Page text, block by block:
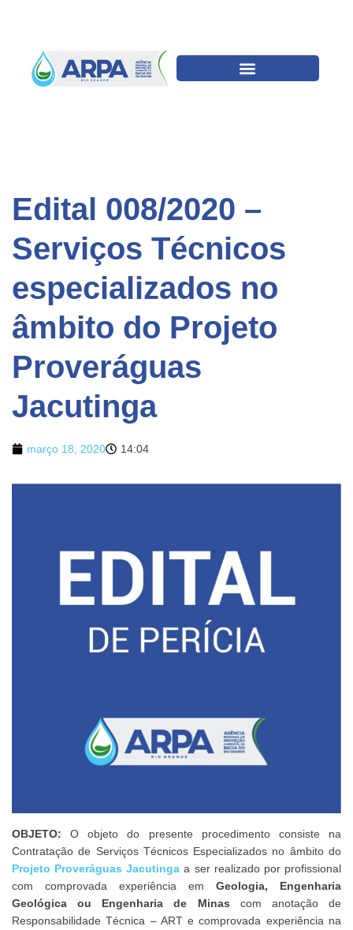
Edital 008/2020 –
Serviços Técnicos
especializados no
âmbito do Projeto
Proveráguas
Jacutinga
março 18, 2020 14:04
OBJETO: O objeto do presente procedimento consiste na
Contratação de Serviços Técnicos Especializados no âmbito do
Projeto Proveráguas Jacutinga a ser realizado por profissional
com comprovada experiência em Geologia, Engenharia
Geológica ou Engenharia de Minas com anotação de
Responsabilidade Técnica – ART e comprovada experiência na